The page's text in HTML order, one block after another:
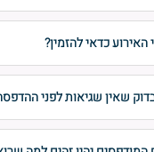
האירוע כדאי להזמין?
שאין שגיאות לפני